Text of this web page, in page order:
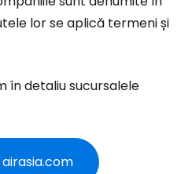
lor se aplică termeni și
în detaliu sucursalele